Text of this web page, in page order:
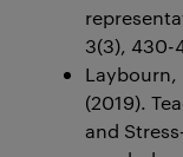
3(3), 430-
Laybourn,
(2019).
and